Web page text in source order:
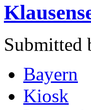
Submitted
Bayern
Kiosk